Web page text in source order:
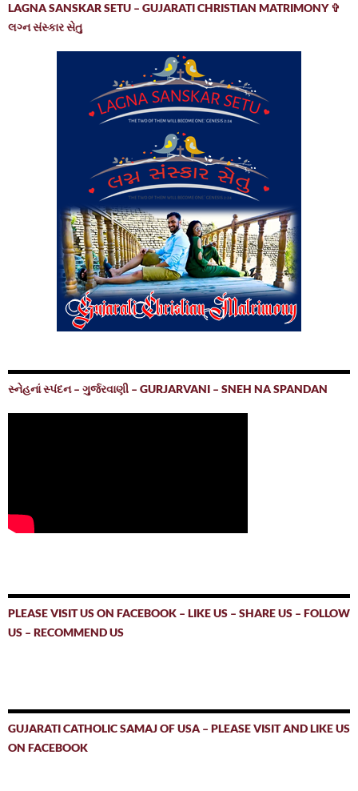
LAGNA SANSKAR SETU – GUJARATI CHRISTIAN MATRIMONY ✞
લગ્ન સંસ્કાર સેતુ
સ્નેહનાં સ્પંદન – ગુર્જરવાણી – GURJARVANI – SNEH NA SPANDAN
PLEASE VISIT US ON FACEBOOK – LIKE US – SHARE US – FOLLOW
US – RECOMMEND US
GUJARATI CATHOLIC SAMAJ OF USA – PLEASE VISIT AND LIKE US
ON FACEBOOK